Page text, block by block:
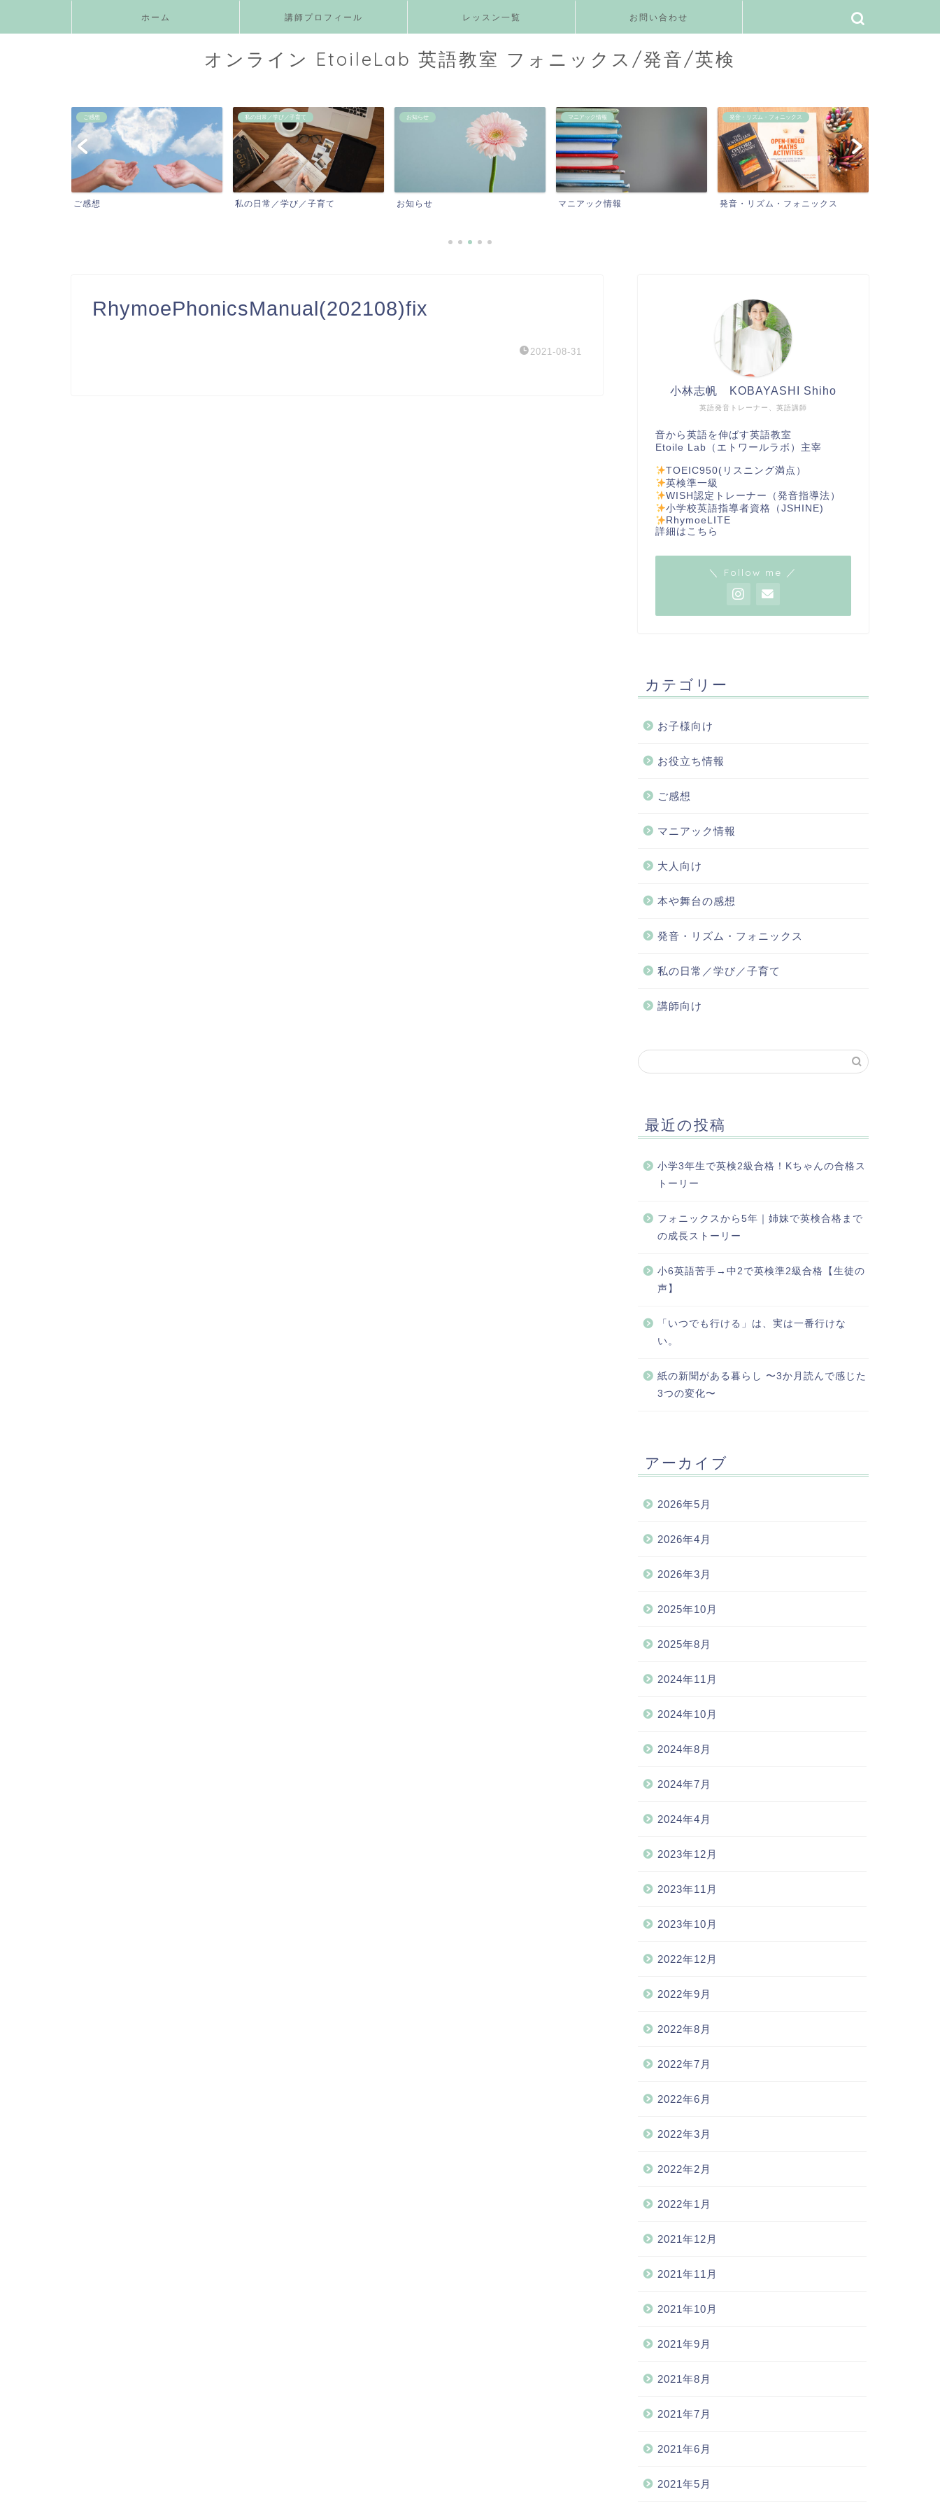
ホーム 講師プロフィール レッスン一覧 お問い合わせ
オンライン EtoileLab 英語教室 フォニックス/発音/英検
ご感想
ご感想
私の日常／学び／子育て
私の日常／学び／子育て
お知らせ
お知らせ
マニアック情報
マニアック情報
発音・リズム・フォニックス
発音・リズム・フォニックス
RhymoePhonicsManual(202108)fix
2021-08-31
英語発音トレーナー、英語講師
小林志帆 KOBAYASHI Shiho
音から英語を伸ばす英語教室
Etoile Lab（エトワールラボ）主宰
TOEIC950(リスニング満点）
英検準一級
WISH認定トレーナー（発音指導法）
小学校英語指導者資格（JSHINE)
RhymoeLITE
詳細は こちら
＼ Follow me ／
カテゴリー
お子様向け
お役立ち情報
ご感想
マニアック情報
大人向け
本や舞台の感想
発音・リズム・フォニックス
私の日常／学び／子育て
講師向け
最近の投稿
小学3年生で英検2級合格！Kちゃんの合格ス
トーリー
フォニックスから5年｜姉妹で英検合格まで
の成長ストーリー
小6英語苦手→中2で英検準2級合格【生徒の
声】
「いつでも行ける」は、実は一番行けな
い。
紙の新聞がある暮らし 〜3か月読んで感じた
3つの変化〜
アーカイブ
2026年5月
2026年4月
2026年3月
2025年10月
2025年8月
2024年11月
2024年10月
2024年8月
2024年7月
2024年4月
2023年12月
2023年11月
2023年10月
2022年12月
2022年9月
2022年8月
2022年7月
2022年6月
2022年3月
2022年2月
2022年1月
2021年12月
2021年11月
2021年10月
2021年9月
2021年8月
2021年7月
2021年6月
2021年5月